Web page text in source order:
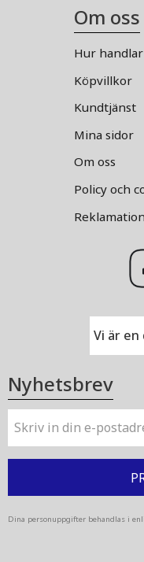
Om oss
Hur handlar
Köpvillkor
Kundtjänst
Mina sidor
Om oss
Policy och
Vi är en
Nyhetsbrev
Dina personuppgifter behandlas i